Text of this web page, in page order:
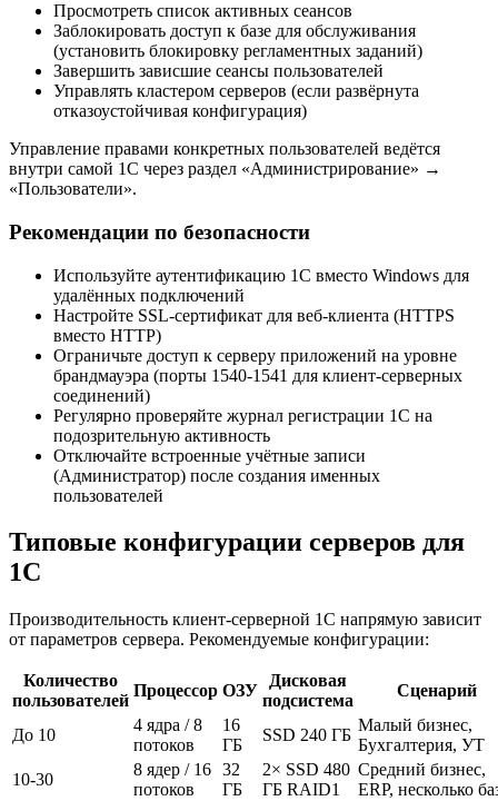
Просмотреть список активных сеансов
Заблокировать доступ к базе для обслуживания
(установить блокировку регламентных заданий)
Завершить зависшие сеансы пользователей
Управлять кластером серверов (если развёрнута
отказоустойчивая конфигурация)
Управление правами конкретных пользователей ведётся
внутри самой 1С через раздел «Администрирование» →
«Пользователи».
Рекомендации по безопасности
Используйте аутентификацию 1С вместо Windows для
удалённых подключений
Настройте SSL-сертификат для веб-клиента (HTTPS
вместо HTTP)
Ограничьте доступ к серверу приложений на уровне
брандмауэра (порты 1540-1541 для клиент-серверных
соединений)
Регулярно проверяйте журнал регистрации 1С на
подозрительную активность
Отключайте встроенные учётные записи
(Администратор) после создания именных
пользователей
Типовые конфигурации серверов для
1С
Производительность клиент-серверной 1С напрямую зависит
от параметров сервера. Рекомендуемые конфигурации:
Количество
пользователей
Процессор ОЗУ
Дисковая
подсистема
Сценарий
До 10
4 ядра / 8
потоков
16
ГБ
SSD 240 ГБ
Малый бизнес,
Бухгалтерия, УТ
10-30
8 ядер / 16
потоков
32
ГБ
2× SSD 480
ГБ RAID1
Средний бизнес,
ERP, несколько